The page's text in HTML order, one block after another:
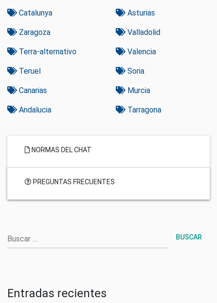
Catalunya Asturias
Zaragoza Valladolid
Terra-alternativo Valencia
Teruel Soria
Canarias Murcia
Andalucia Tarragona
NORMAS DEL CHAT
PREGUNTAS FRECUENTES
Entradas recientes